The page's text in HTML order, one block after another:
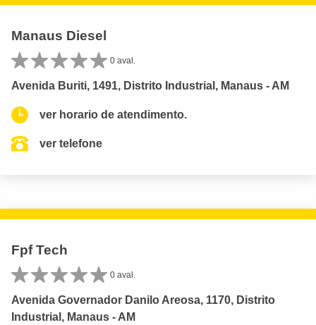
Manaus Diesel
0 aval.
Avenida Buriti, 1491, Distrito Industrial, Manaus - AM
ver horario de atendimento.
ver telefone
Fpf Tech
0 aval.
Avenida Governador Danilo Areosa, 1170, Distrito
Industrial, Manaus - AM